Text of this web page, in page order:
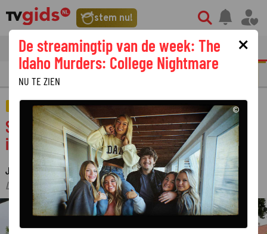
stem nu!
tvgids streaming nieuws
STREAMING
AMUSEMENT
Saar Koningsberger schiet Demona te hulp
in Vier Handen op één Buik
JANINE VAN ROODEN·30 SEPTEMBER 2024 10:46·
LAATSTE UPDATE:04-10-24 19:27
×
De streamingtip van de week: The
Idaho Murders: College Nightmare
NU TE ZIEN
©